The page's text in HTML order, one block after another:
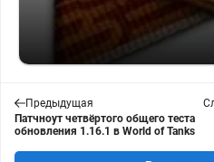
Предыдущая
Патчноут четвёртого общего теста
обновления 1.16.1 в World of Tanks